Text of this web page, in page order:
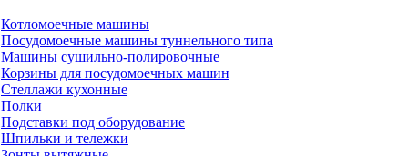
Котломоечные машины
Посудомоечные машины туннельного типа
Машины сушильно-полировочные
Корзины для посудомоечных машин
Стеллажи кухонные
Полки
Подставки под оборудование
Шпильки и тележки